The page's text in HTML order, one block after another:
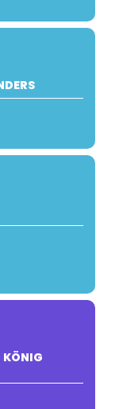
KÖNIG